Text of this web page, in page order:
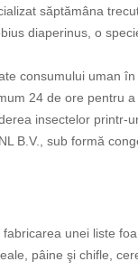
săptămâna
diaperinus, o
consumului uman
24 de ore pentru
insectelor printr-
B.V., sub formă
unei liste
pâine şi chifle,